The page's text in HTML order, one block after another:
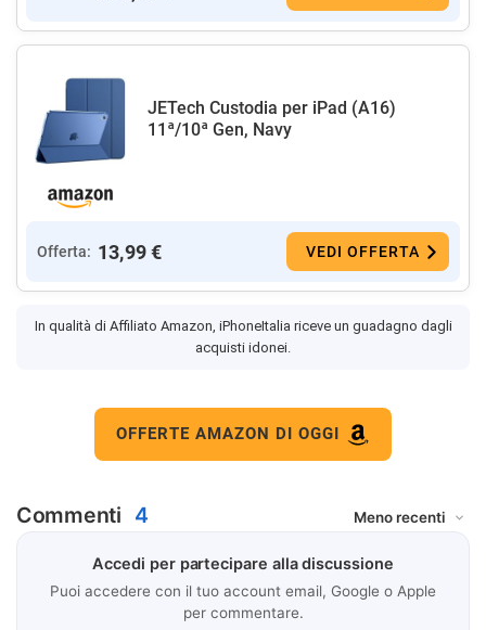
JETech Custodia per iPad (A16)
11ª/10ª Gen, Navy
Offerta: 13,99 € VEDI OFFERTA
In qualità di Affiliato Amazon, iPhoneItalia riceve un guadagno dagli
acquisti idonei.
OFFERTE AMAZON DI OGGI
Commenti 4
Accedi per partecipare alla discussione
Puoi accedere con il tuo account email, Google o Apple
per commentare.